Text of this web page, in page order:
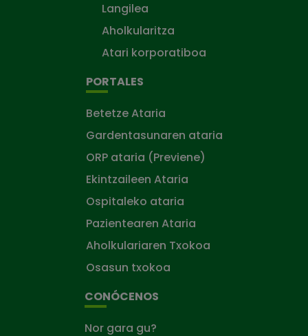
Langilea
Aholkularitza
Atari korporatiboa
PORTALES
Betetze Ataria
Gardentasunaren ataria
ORP ataria (Previene)
Ekintzaileen Ataria
Ospitaleko ataria
Pazientearen Ataria
Aholkulariaren Txokoa
Osasun txokoa
CONÓCENOS
Nor gara gu?